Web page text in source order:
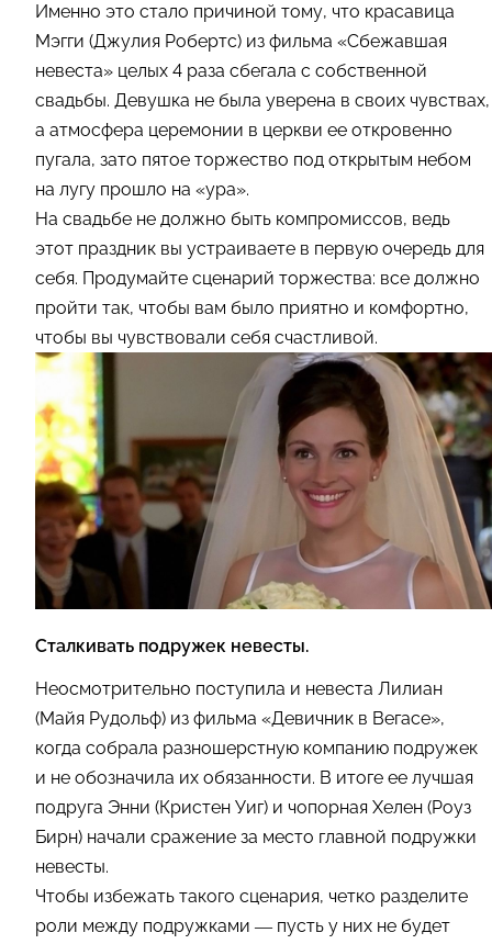
Именно это стало причиной тому, что красавица
Мэгги (Джулия Робертс) из фильма «Сбежавшая
невеста» целых 4 раза сбегала с собственной
свадьбы. Девушка не была уверена в своих чувствах,
а атмосфера церемонии в церкви ее откровенно
пугала, зато пятое торжество под открытым небом
на лугу прошло на «ура».
На свадьбе не должно быть компромиссов, ведь
этот праздник вы устраиваете в первую очередь для
себя. Продумайте сценарий торжества: все должно
пройти так, чтобы вам было приятно и комфортно,
чтобы вы чувствовали себя счастливой.
Сталкивать подружек невесты.
Неосмотрительно поступила и невеста Лилиан
(Майя Рудольф) из фильма «Девичник в Вегасе»,
когда собрала разношерстную компанию подружек
и не обозначила их обязанности. В итоге ее лучшая
подруга Энни (Кристен Уиг) и чопорная Хелен (Роуз
Бирн) начали сражение за место главной подружки
невесты.
Чтобы избежать такого сценария, четко разделите
роли между подружками — пусть у них не будет